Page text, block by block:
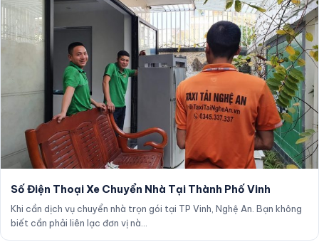
Số Điện Thoại Xe Chuyển Nhà Tại Thành Phố Vinh
Khi cần dịch vụ chuyển nhà trọn gói tại TP Vinh, Nghệ An. Bạn không
biết cần phải liên lạc đơn vị nà…